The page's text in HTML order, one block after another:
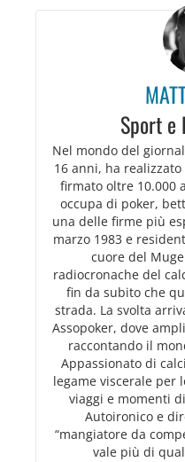
Sport e
Nel mondo del
16 anni, ha
firmato oltre 10.000
occupa di poker,
una delle firme più
marzo 1983 e
cuore del
radiocronache del
fin da subito che
strada. La svolta
Assopoker, dove
raccontando il
Appassionato di
legame viscerale per
viaggi e momenti
Autoironico e
“mangiatore da
vale più di